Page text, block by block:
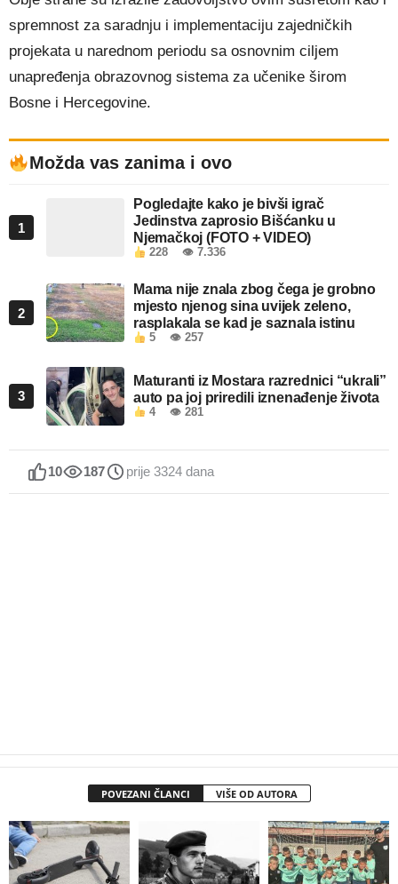
spremnost za saradnju i implementaciju zajedničkih
projekata u narednom periodu sa osnovnim ciljem
unapređenja obrazovnog sistema za učenike širom
Bosne i Hercegovine.
Možda vas zanima i ovo
1
Pogledajte kako je bivši igrač
Jedinstva zaprosio Bišćanku u
Njemačkoj (FOTO + VIDEO)
228 👁 7.336
2
Mama nije znala zbog čega je grobno
mjesto njenog sina uvijek zeleno,
rasplakala se kad je saznala istinu
5 👁 257
3
Maturanti iz Mostara razrednici “ukrali”
auto pa joj priredili iznenađenje života
4 👁 281
10 187 prije 3324 dana
POVEZANI ČLANCI VIŠE OD AUTORA